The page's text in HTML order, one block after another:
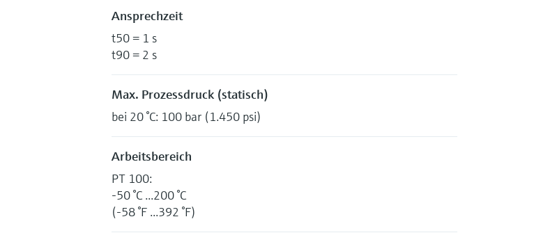
Ansprechzeit
t50 = 1 s
t90 = 2 s
Max. Prozessdruck (statisch)
bei 20 °C: 100 bar (1.450 psi)
Arbeitsbereich
PT 100:
-50 °C ...200 °C
(-58 °F ...392 °F)